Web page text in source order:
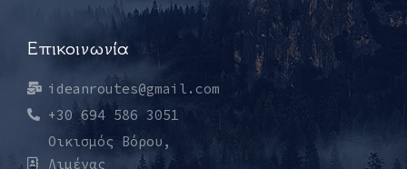
Επικοινωνία
ideanroutes@gmail.com
+30 694 586 3051
Οικισμός Βόρου,
Λιμένας